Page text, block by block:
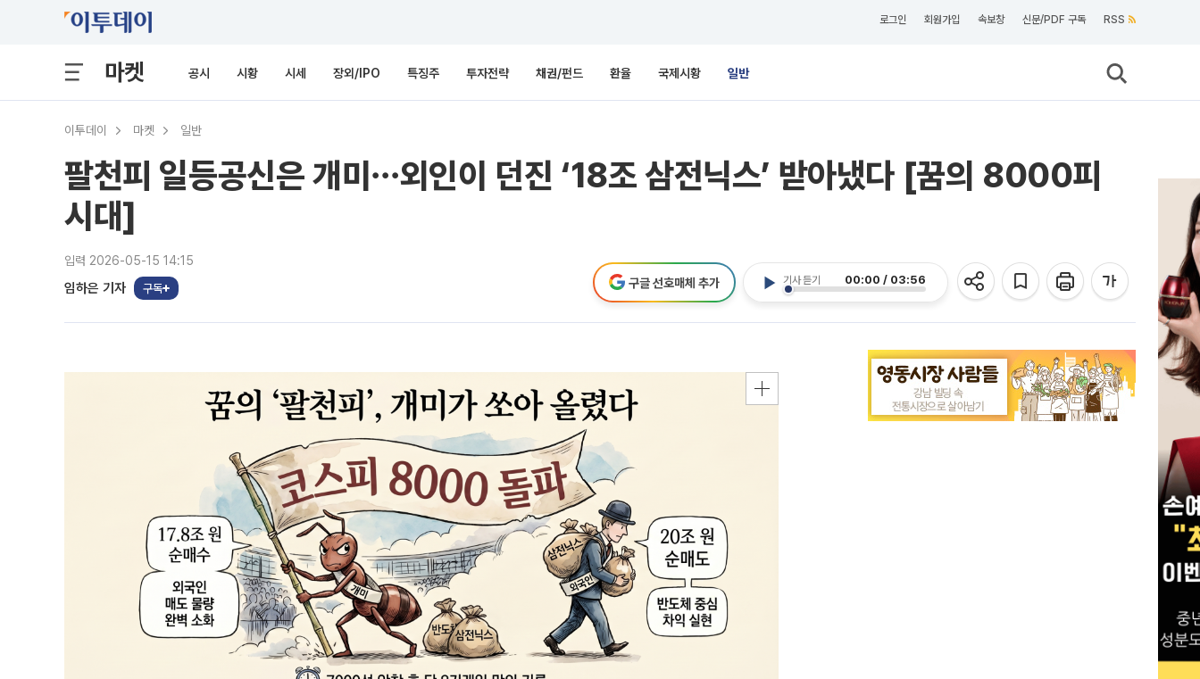
로그인 회원가입 속보창 신문/PDF 구독 RSS
마켓 공시 시황 시세 장외/IPO 특징주 투자전략 채권/펀드 환율 국제시황 일반
이투데이 마켓 일반
팔천피 일등공신은 개미⋯외인이 던진 ‘18조 삼전닉스’ 받아냈다 [꿈의 8000피
시대]
입력 2026-05-15 14:15
임하은 기자 구독
기사 듣기 00:00 / 03:56
구글 선호매체 추가